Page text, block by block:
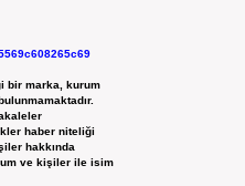
bir marka, kurum
haber niteliği
hakkında
ve kişiler ile isim